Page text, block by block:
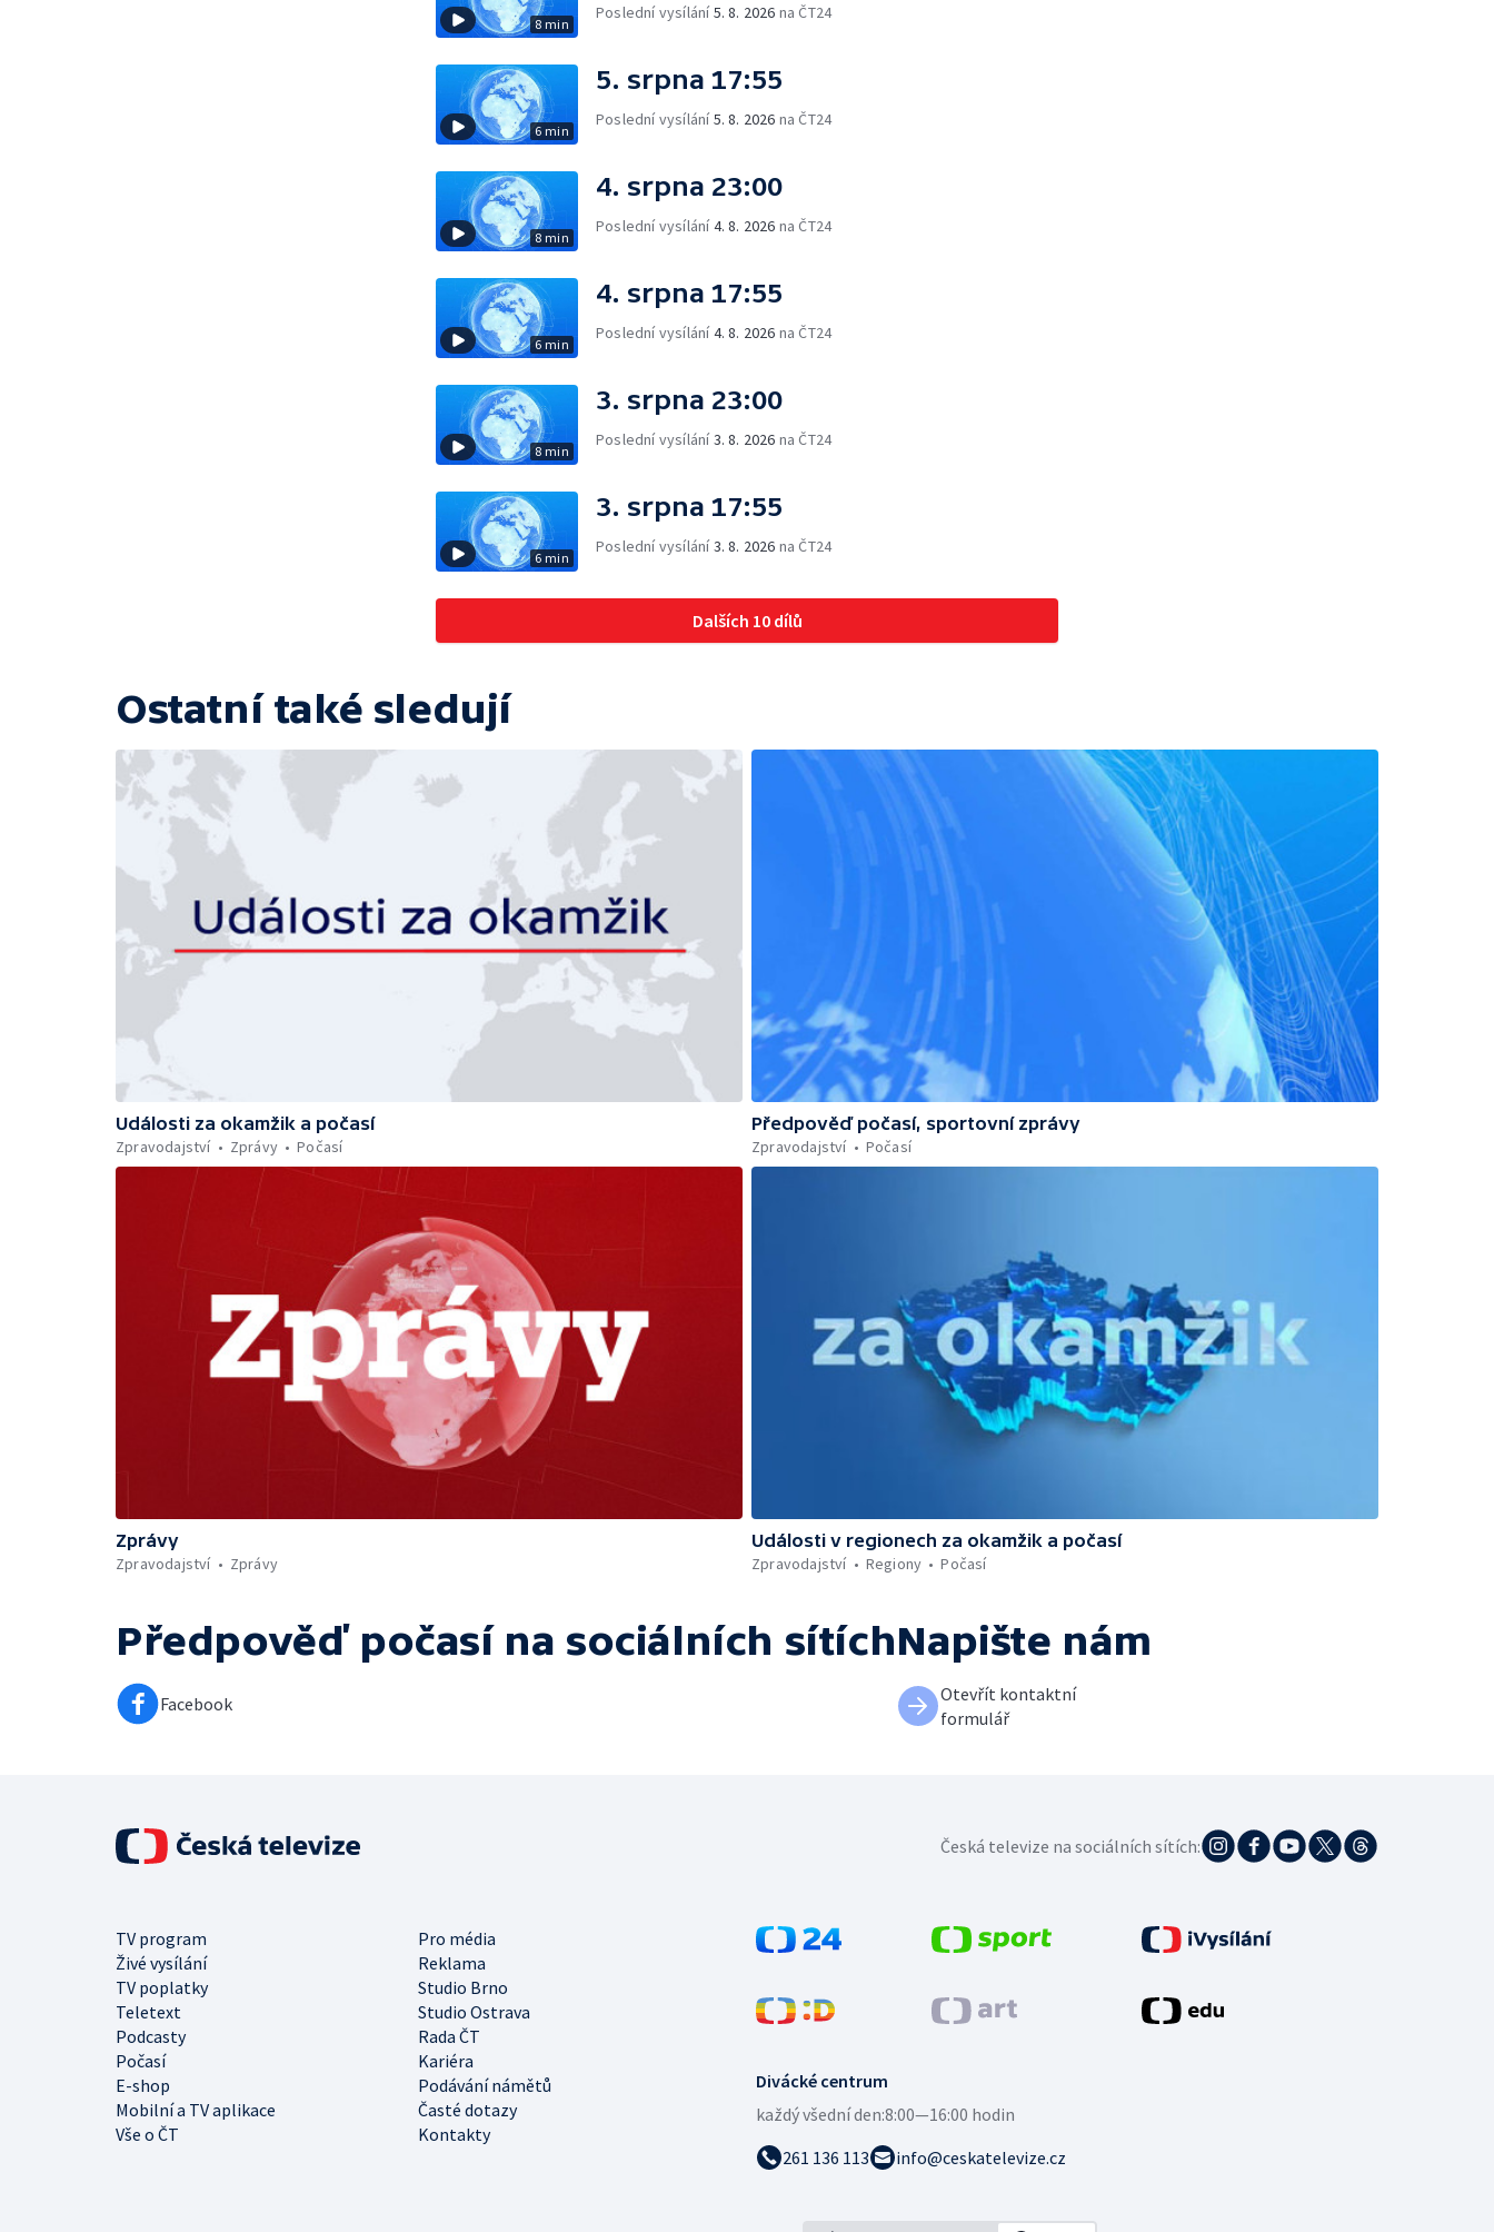
8 min
Poslední vysílání5. 8. 2026 na ČT24
6 min
5. srpna 17:55
Poslední vysílání5. 8. 2026 na ČT24
8 min
4. srpna 23:00
Poslední vysílání4. 8. 2026 na ČT24
6 min
4. srpna 17:55
Poslední vysílání4. 8. 2026 na ČT24
8 min
3. srpna 23:00
Poslední vysílání3. 8. 2026 na ČT24
6 min
3. srpna 17:55
Poslední vysílání3. 8. 2026 na ČT24
Dalších 10 dílů
Ostatní také sledují
Události za okamžik a počasí
Zpravodajství
Zprávy Počasí
Předpověď počasí, sportovní zprávy
Zpravodajství
Počasí
Zprávy
Zpravodajství
Zprávy
Události v regionech za okamžik a počasí
Zpravodajství
Regiony Počasí
Předpověď počasí na sociálních sítích
Facebook
Napište nám
Otevřít kontaktní
formulář
Divácké centrum
každý všední den:8:00—16:00 hodin
261 136 113
info@ceskatelevize.cz
TV program
Pro média
Živé vysílání
Reklama
TV poplatky
Studio Brno
Teletext
Studio Ostrava
Podcasty
Rada ČT
Počasí
Kariéra
E-shop
Podávání námětů
Mobilní a TV aplikace
Časté dotazy
Vše o ČT
Kontakty
Česká televize na sociálních sítích: